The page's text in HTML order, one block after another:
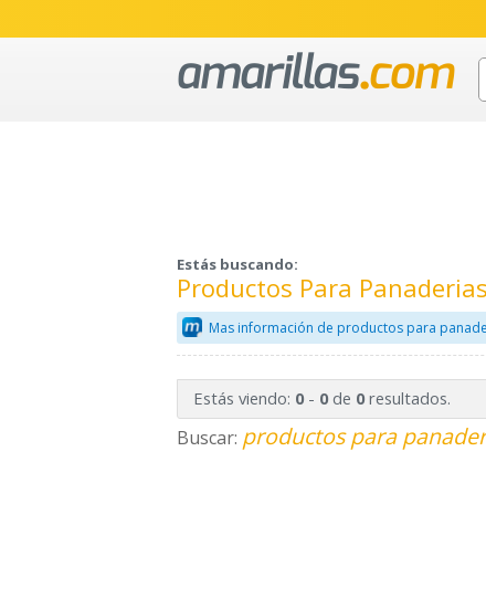
Estás buscando:
Productos Para
Mas información de productos para
Estás viendo: 0- 0de 0resultados.
Buscar: productos para